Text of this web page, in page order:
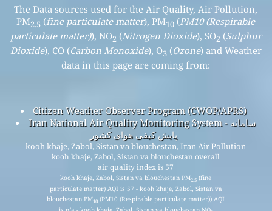
The Data sources used for the Air Quality, Air Pollution,
PM2.5 (fine particulate matter), PM10 (PM10 (Respirable
particulate matter)), NO2 (Nitrogen Dioxide), SO2 (Sulphur
Dioxide), CO (Carbon Monoxide), O3 (Ozone) and Weather
data in this page are coming from:
Citizen Weather Observer Program (CWOP/APRS)
Iran National Air Quality Monitoring System - سامانه
پایش کیفی هوای کشور
kooh khaje, Zabol, Sistan va blouchestan, Iran Air Pollution
kooh khaje, Zabol, Sistan va blouchestan overall
air quality index is 57
kooh khaje, Zabol, Sistan va blouchestan PM2.5 (fine
particulate matter) AQI is 57 - kooh khaje, Zabol, Sistan va
blouchestan PM10 (PM10 (Respirable particulate matter)) AQI